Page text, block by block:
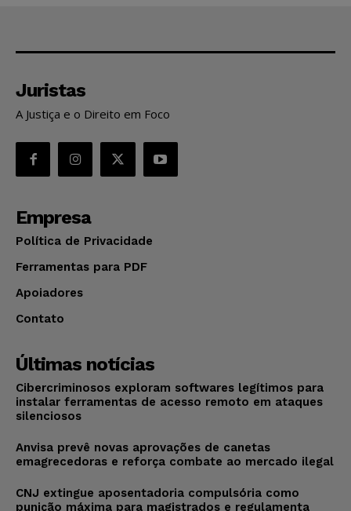
Juristas
A Justiça e o Direito em Foco
Empresa
Política de Privacidade
Ferramentas para PDF
Apoiadores
Contato
Últimas notícias
Cibercriminosos exploram softwares legítimos para
instalar ferramentas de acesso remoto em ataques
silenciosos
Anvisa prevê novas aprovações de canetas
emagrecedoras e reforça combate ao mercado ilegal
CNJ extingue aposentadoria compulsória como
punição máxima para magistrados e regulamenta